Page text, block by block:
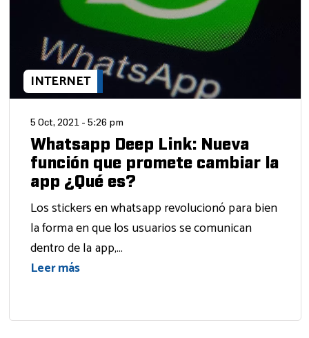
INTERNET
5 Oct, 2021 - 5:26 pm
Whatsapp Deep Link: Nueva
función que promete cambiar la
app ¿Qué es?
Los stickers en whatsapp revolucionó para bien
la forma en que los usuarios se comunican
dentro de la app,...
Leer más